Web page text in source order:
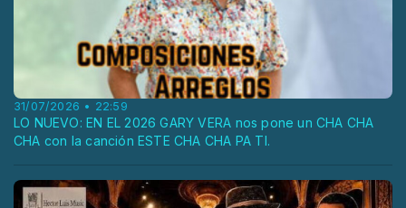
31/07/2026 • 22:59
LO NUEVO: EN EL 2026 GARY VERA nos pone un CHA CHA
CHA con la canción ESTE CHA CHA PA TI.